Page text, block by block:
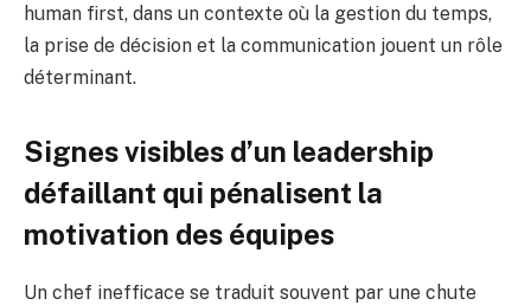
human first, dans un contexte où la gestion du temps,
la prise de décision et la communication jouent un rôle
déterminant.
Signes visibles d’un leadership
défaillant qui pénalisent la
motivation des équipes
Un chef inefficace se traduit souvent par une chute